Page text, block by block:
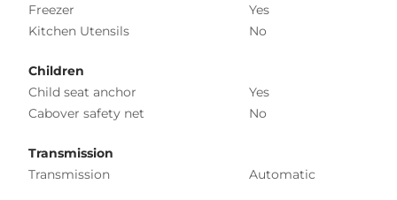
Freezer
Yes
Kitchen Utensils
No
Children
Child seat anchor
Yes
Cabover safety net
No
Transmission
Transmission
Automatic